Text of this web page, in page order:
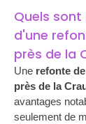
Quels
d'une
près de la
Une refonte
près de la
avantages
seulement de